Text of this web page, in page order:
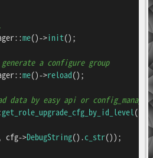
me()->init();
a configure group
me()->reload();
data by easy api or
get_role_upgrade_cfg_by_id_level(
cfg->DebugString().c_str());